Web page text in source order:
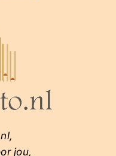
jou,